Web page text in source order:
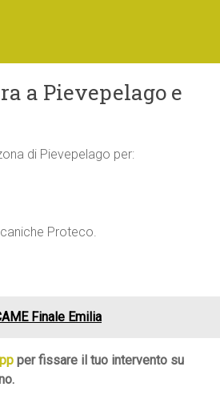
a Pievepelago e
di Pievepelago per:
Proteco.
Finale Emilia
per fissare il tuo intervento su